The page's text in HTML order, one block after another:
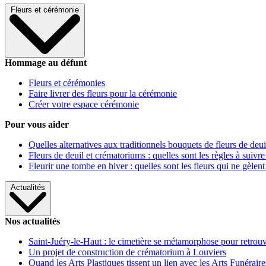
Fleurs et cérémonie
Hommage au défunt
Fleurs et cérémonies
Faire livrer des fleurs pour la cérémonie
Créer votre espace cérémonie
Pour vous aider
Quelles alternatives aux traditionnels bouquets de fleurs de
Fleurs de deuil et crématoriums : quelles sont les règles à
Fleurir une tombe en hiver : quelles sont les fleurs qui ne gèlent
Actualités
Nos actualités
Saint-Juéry-le-Haut : le cimetière se métamorphose pour
Un projet de construction de crématorium à Louviers
Quand les Arts Plastiques tissent un lien avec les Arts